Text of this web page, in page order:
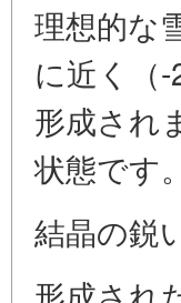
理想的な
に近く（
形成され
状態です
結晶の鋭
形成され